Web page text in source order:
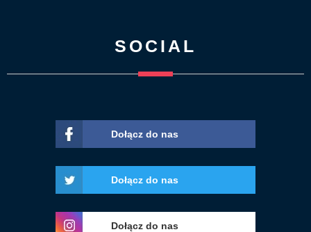
SOCIAL
Dołącz do nas
Dołącz do nas
Dołącz do nas